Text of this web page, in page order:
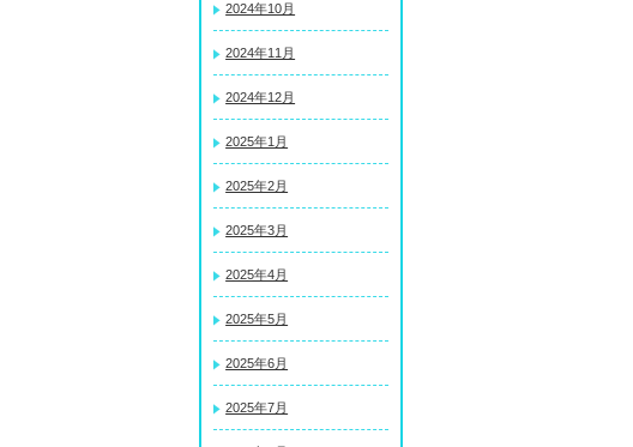
2024年10月
2024年11月
2024年12月
2025年1月
2025年2月
2025年3月
2025年4月
2025年5月
2025年6月
2025年7月